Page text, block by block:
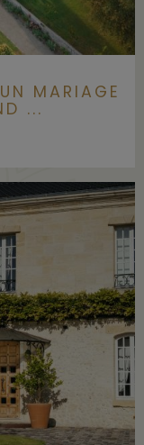
MARIAGE
...